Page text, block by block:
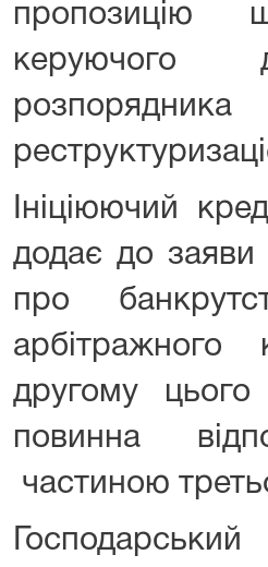
пропозицію
керуючого
Ініціюючий
додає до заяви
про
арбітражного
другому
повинна
частиною